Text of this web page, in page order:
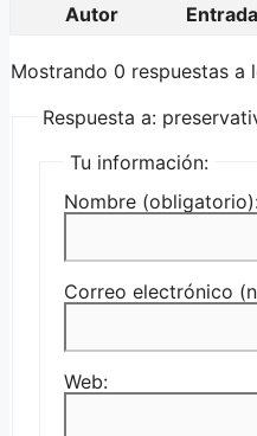
Autor
Mostrando 0 respuestas a
Respuesta a:
Tu información:
Nombre
Correo electrónico
Web: